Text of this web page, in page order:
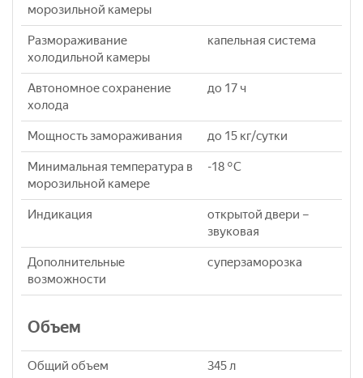
морозильной камеры
Размораживание
холодильной камеры
капельная система
Автономное сохранение
холода
до 17 ч
Мощность замораживания до 15 кг/cутки
Минимальная температура в
морозильной камере
-18 °C
Индикация
открытой двери –
звуковая
Дополнительные
возможности
суперзаморозка
Объем
Общий объем 345 л